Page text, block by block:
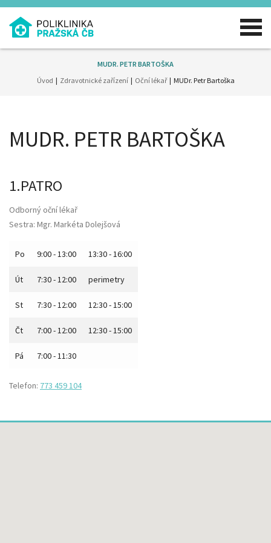
MUDR. PETR BARTOŠKA
Úvod
Zdravotnické zařízení Oční lékař MUDr. Petr Bartoška
MUDR. PETR BARTOŠKA
1.PATRO
Odborný oční lékař
Sestra: Mgr. Markéta Dolejšová
Po 9:00 - 13:00 13:30 - 16:00
Út 7:30 - 12:00 perimetry
St 7:30 - 12:00 12:30 - 15:00
Čt 7:00 - 12:00 12:30 - 15:00
Pá 7:00 - 11:30
Telefon: 773 459 104